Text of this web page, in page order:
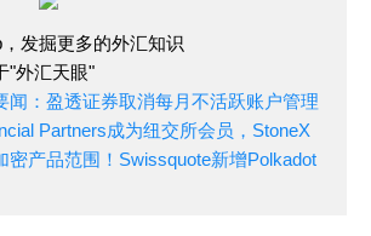
发掘更多的外汇知识
"外汇天眼"
闻：盈透证券取消每月不活跃账户管理
Partners成为纽交所会员，StoneX
密产品范围！Swissquote新增Polkadot